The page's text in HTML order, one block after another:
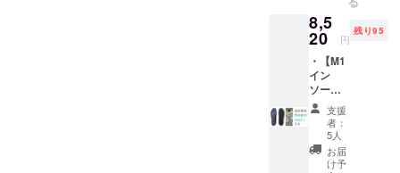
も興味を
持って頂き
ご支援をい
ただけまし
たら幸いで
す。
格4,950
円（税
込）の
14％オ
フ ※消
費税・
送料込
み ※発
送（追
跡番号
あり）
24-
25.2cm
40-42：
25.5-
26.7cm
42-44：
27-
28.2cm
※靴のサ
イズで
はな
8,5
20 円
残り95
・【M1
イン
ソール
2021 か
かとの
厚さが
0.6cm
】2足
支援
者：
5人
お届
け予